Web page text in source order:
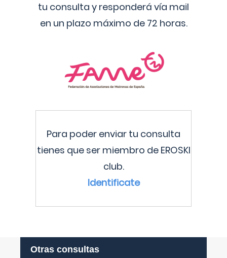
tu consulta y responderá vía mail
en un plazo máximo de 72 horas.
Para poder enviar tu consulta
tienes que ser miembro de EROSKI
club.
Identificate
Otras consultas